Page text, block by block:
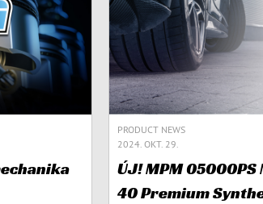
PRODUCT NEWS
2024. OKT. 29.
ÚJ! MPM
40 Premium